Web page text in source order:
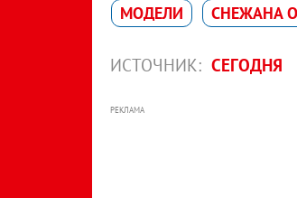
МОДЕЛИ СНЕЖАНА
ИСТОЧНИК: СЕГОДНЯ
РЕКЛАМА